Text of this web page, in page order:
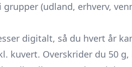
(udland, erhverv,
digitalt, så du hvert år
kuvert. Overskrider du 50